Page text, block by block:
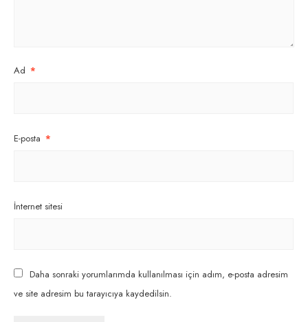
Ad *
E-posta *
İnternet sitesi
Daha sonraki yorumlarımda kullanılması için adım, e-posta adresim
ve site adresim bu tarayıcıya kaydedilsin.